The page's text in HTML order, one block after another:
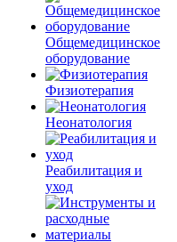
Общемедицинское
оборудование
Физиотерапия
Неонатология
Реабилитация и
уход